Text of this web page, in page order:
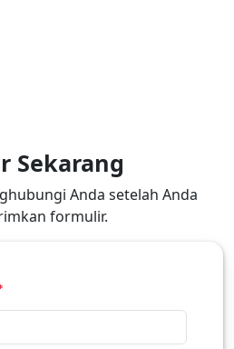
Sekarang
Anda setelah Anda
formulir.